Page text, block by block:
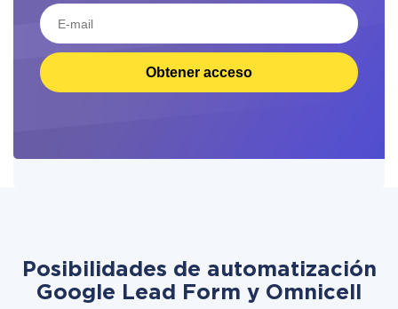
Obtener acceso
Posibilidades de automatización
Google Lead Form y Omnicell